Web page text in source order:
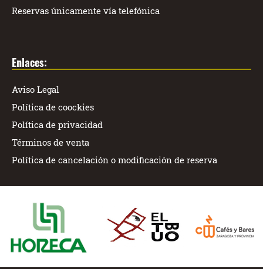
Reservas únicamente vía telefónica
Enlaces:
Aviso Legal
Política de coockies
Política de privacidad
Términos de venta
Política de cancelación o modificación de reserva